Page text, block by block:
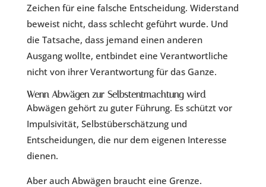
Zeichen für eine falsche Entscheidung. Widerstand
beweist nicht, dass schlecht geführt wurde. Und
die Tatsache, dass jemand einen anderen
Ausgang wollte, entbindet eine Verantwortliche
nicht von ihrer Verantwortung für das Ganze.
Wenn Abwägen zur Selbstentmachtung wird
Abwägen gehört zu guter Führung. Es schützt vor
Impulsivität, Selbstüberschätzung und
Entscheidungen, die nur dem eigenen Interesse
dienen.
Aber auch Abwägen braucht eine Grenze.